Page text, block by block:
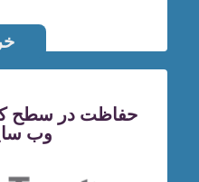
حفاظت در سطح
وب